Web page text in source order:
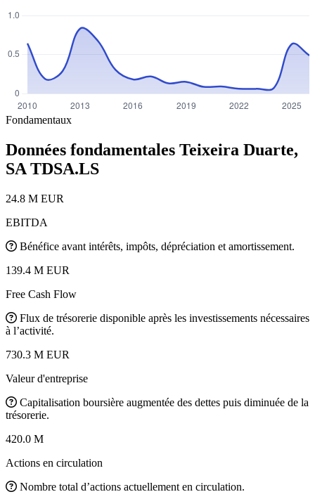
Fondamentaux
Données fondamentales Teixeira Duarte,
SA TDSA.LS
24.8 M EUR
EBITDA
Bénéfice avant intérêts, impôts, dépréciation et amortissement.
139.4 M EUR
Free Cash Flow
Flux de trésorerie disponible après les investissements nécessaires
à l’activité.
730.3 M EUR
Valeur d'entreprise
Capitalisation boursière augmentée des dettes puis diminuée de la
trésorerie.
420.0 M
Actions en circulation
Nombre total d’actions actuellement en circulation.